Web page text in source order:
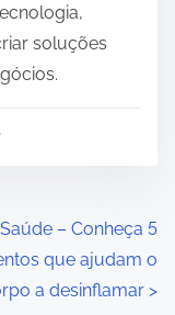
soluções
– Conheça 5
que ajudam o
a desinflamar >